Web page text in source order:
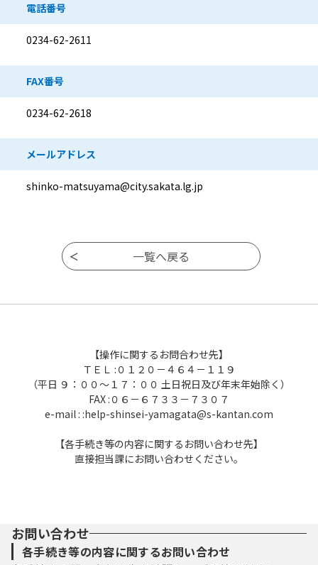
電話番号
0234-62-2611
FAX番号
0234-62-2618
メールアドレス
shinko-matsuyama@city.sakata.lg.jp
【操作に関するお問合わせ先】
ＴＥＬ :０１２０－４６４－１１９
（平日 ９：００～１７：００ 土日祝日及び年末年始除く）
FAX :０６－６７３３－７３０７
e-mail : :help-shinsei-yamagata@s-kantan.com
【各手続き等の内容に関するお問い合わせ先】
直接担当課にお問い合わせください。
お問い合わせ
各手続き等の内容に関するお問い合わせ